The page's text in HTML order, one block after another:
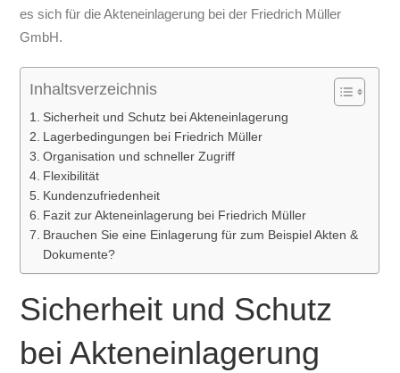
es sich für die Akteneinlagerung bei der Friedrich Müller
GmbH.
Inhaltsverzeichnis
Sicherheit und Schutz bei Akteneinlagerung
Lagerbedingungen bei Friedrich Müller
Organisation und schneller Zugriff
Flexibilität
Kundenzufriedenheit
Fazit zur Akteneinlagerung bei Friedrich Müller
Brauchen Sie eine Einlagerung für zum Beispiel Akten &
Dokumente?
Sicherheit und Schutz
bei Akteneinlagerung